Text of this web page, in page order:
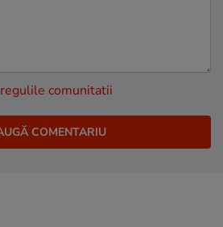
regulile comunitatii